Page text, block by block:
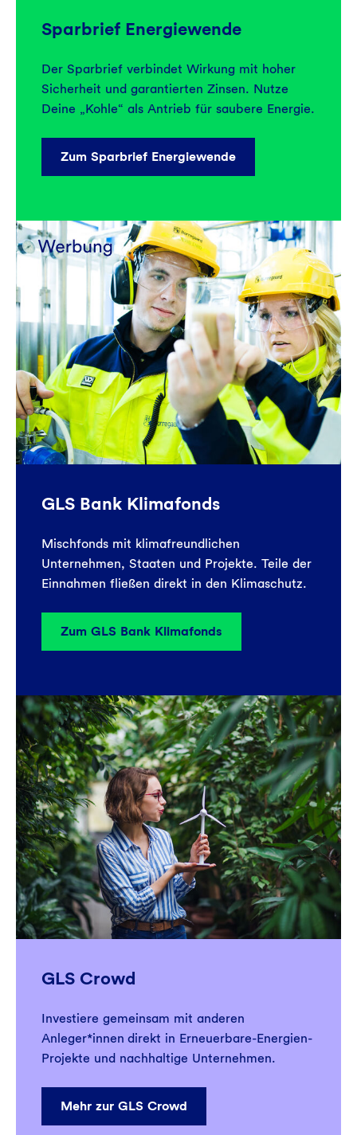
Sparbrief Energiewende
Der Sparbrief verbindet Wirkung mit hoher
Sicherheit und garantierten Zinsen. Nutze
Deine „Kohle“ als Antrieb für saubere Energie.
Zum Sparbrief Energiewende
GLS Bank Klimafonds
Mischfonds mit klimafreundlichen
Unternehmen, Staaten und Projekte. Teile der
Einnahmen fließen direkt in den Klimaschutz.
Zum GLS Bank Klimafonds
GLS Crowd
Investiere gemeinsam mit anderen
Anleger*innen direkt in Erneuerbare-Energien-
Projekte und nachhaltige Unternehmen.
Mehr zur GLS Crowd